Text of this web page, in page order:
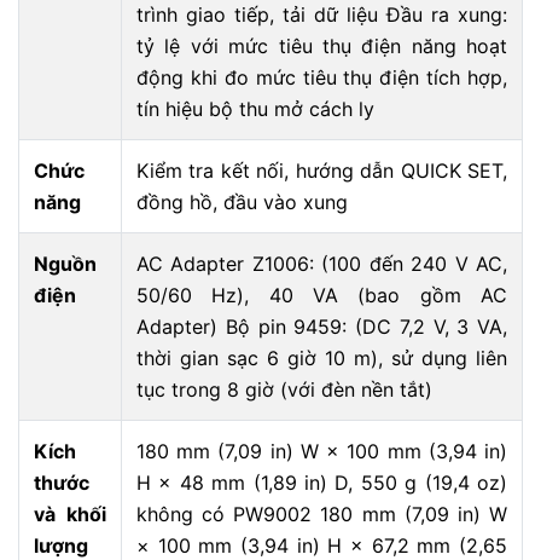
trình giao tiếp, tải dữ liệu Đầu ra xung:
tỷ lệ với mức tiêu thụ điện năng hoạt
động khi đo mức tiêu thụ điện tích hợp,
tín hiệu bộ thu mở cách ly
Chức
năng
Kiểm tra kết nối, hướng dẫn QUICK SET,
đồng hồ, đầu vào xung
Nguồn
điện
AC Adapter Z1006: (100 đến 240 V AC,
50/60 Hz), 40 VA (bao gồm AC
Adapter) Bộ pin 9459: (DC 7,2 V, 3 VA,
thời gian sạc 6 giờ 10 m), sử dụng liên
tục trong 8 giờ (với đèn nền tắt)
Kích
thước
và khối
lượng
180 mm (7,09 in) W × 100 mm (3,94 in)
H × 48 mm (1,89 in) D, 550 g (19,4 oz)
không có PW9002 180 mm (7,09 in) W
× 100 mm (3,94 in) H × 67,2 mm (2,65